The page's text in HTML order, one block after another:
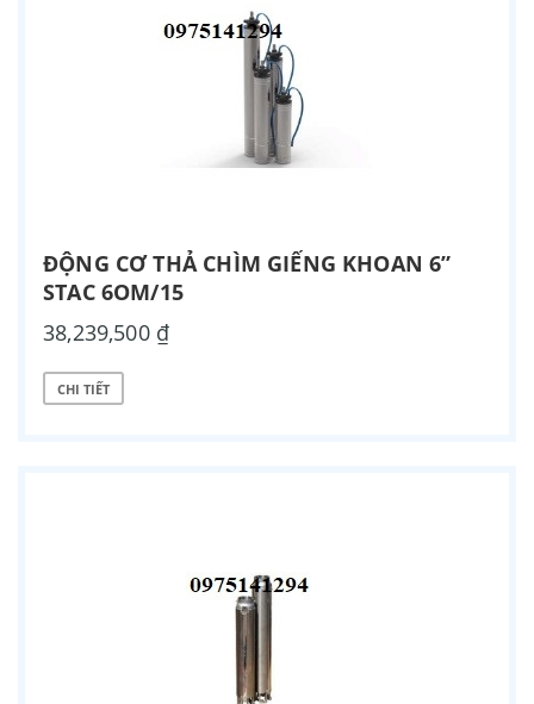
ĐỘNG CƠ THẢ CHÌM GIẾNG KHOAN 6”
STAC 6OM/15
38,239,500 ₫
CHI TIẾT